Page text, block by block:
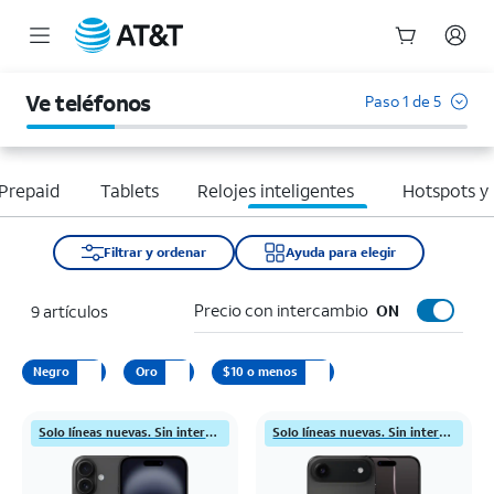
Ve teléfonos Paso 1 de 5
Tablets Relojes inteligentes Hotspots y
Filtrar y ordenar Ayuda para elegir
9 artículos Precio con intercambio ON
Negro Oro $10 o menos
Solo líneas nuevas. Sin intercambio Solo líneas nuevas. Sin intercambio